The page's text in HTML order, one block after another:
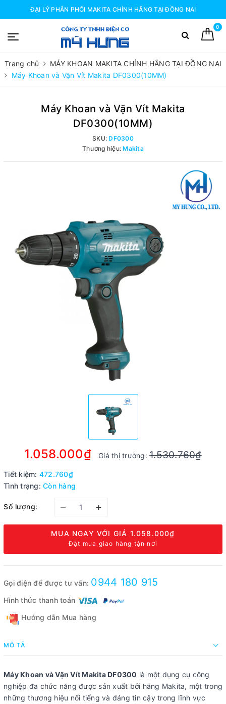
ĐẠI LÝ PHÂN PHỐI MAKITA CHÍNH HÃNG TẠI ĐỒNG NAI
0
Trang chủ
MÁY KHOAN MAKITA CHÍNH HÃNG TẠI ĐỒNG NAI
Máy Khoan và Vặn Vít Makita DF0300(10MM)
Máy Khoan và Vặn Vít Makita
DF0300(10MM)
SKU:DF0300
Thương hiệu:Makita
1.058.000₫ Giá thị trường:1.530.760₫
Tiết kiệm: 472.760₫
Tình trạng: Còn hàng
Số lượng: – +
MUA NGAY VỚI GIÁ 1.058.000₫
Đặt mua giao hàng tận nơi
Gọi điện để được tư vấn: 0944 180 915
Hình thức thanh toán
Hướng dẫn Mua hàng
MÔ TẢ
Máy Khoan và Vặn Vít Makita DF0300 là một dụng cụ công
nghiệp đa chức năng được sản xuất bởi hãng Makita, một trong
những thương hiệu nổi tiếng và đáng tin cậy trong lĩnh vực